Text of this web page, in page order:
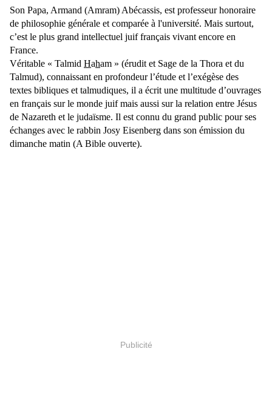
Son Papa, Armand (Amram) Abécassis, est professeur honoraire
de philosophie générale et comparée à l'université. Mais surtout,
c’est le plus grand intellectuel juif français vivant encore en
France.
Véritable « Talmid Haham » (érudit et Sage de la Thora et du
Talmud), connaissant en profondeur l’étude et l’exégèse des
textes bibliques et talmudiques, il a écrit une multitude d’ouvrages
en français sur le monde juif mais aussi sur la relation entre Jésus
de Nazareth et le judaïsme. Il est connu du grand public pour ses
échanges avec le rabbin Josy Eisenberg dans son émission du
dimanche matin (A Bible ouverte).
Publicité